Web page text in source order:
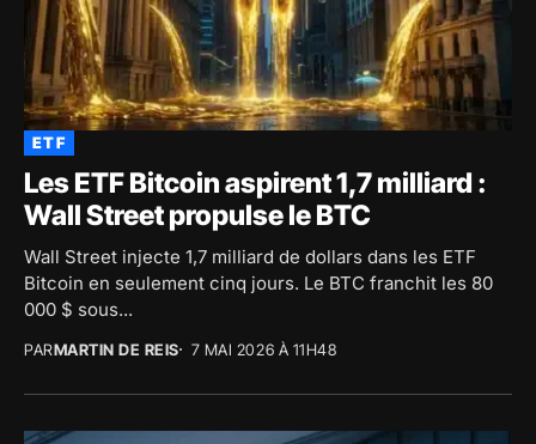
ETF
Les ETF Bitcoin aspirent 1,7 milliard :
Wall Street propulse le BTC
Wall Street injecte 1,7 milliard de dollars dans les ETF
Bitcoin en seulement cinq jours. Le BTC franchit les 80
000 $ sous...
PARMARTIN DE REIS 7 MAI 2026 À 11H48